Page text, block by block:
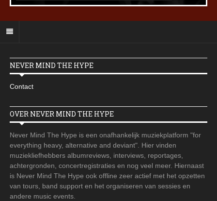
NEVER MIND THE HYPE
Contact
OVER NEVER MIND THE HYPE
Never Mind The Hype is een onafhankelijk muziekplatform "for
everything heavy, alternative and deviant". Hier vinden
muziekliefhebbers albumreviews, interviews, reportages,
achtergronden, concertregistraties en nog veel meer. Hiernaast
is Never Mind The Hype ook offline zeer actief met het opzetten
van tours, band support en het organiseren van sessies en
andere music events.